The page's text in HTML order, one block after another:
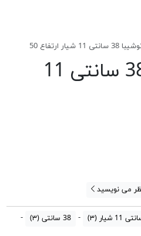
11 شیار ارتفاع 50
پروانه توشیبا 38 سانتی 11
نظر می نویسید
(۳) 38 سانتی
(۳)